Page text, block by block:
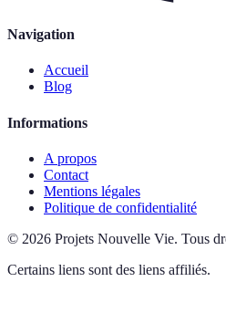
Navigation
Accueil
Blog
Informations
A propos
Contact
Mentions légales
Politique de confidentialité
© 2026 Projets Nouvelle Vie. Tous
Certains liens sont des liens affiliés.